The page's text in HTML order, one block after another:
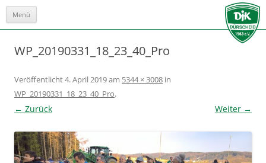
Menü
Zum
WP_20190331_18_23_40_Pro
Veröffentlicht4. April 2019am 5344 × 3008 in
WP_20190331_18_23_40_Pro.
← Zurück Weiter →